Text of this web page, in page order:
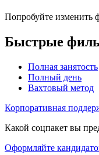
Попробуйте изменить
Быстрые
Полная занятость
Полный день
Вахтовый метод
Корпоративная
Какой соцпакет вы
Оформляйте